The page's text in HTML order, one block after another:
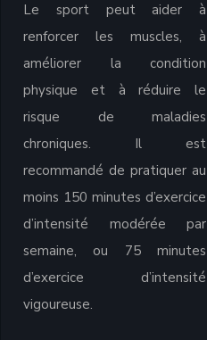
Le sport peut aider à
renforcer les muscles, à
améliorer la condition
physique et à réduire le
risque de maladies
chroniques. Il est
recommandé de pratiquer au
moins 150 minutes d’exercice
d’intensité modérée par
semaine, ou 75 minutes
d’exercice d’intensité
vigoureuse.